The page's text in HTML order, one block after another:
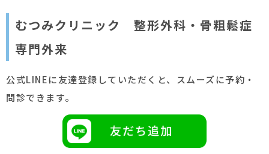
むつみクリニック 整形外科・骨粗鬆症
専門外来
公式LINEに友達登録していただくと、スムーズに予約・
問診できます。